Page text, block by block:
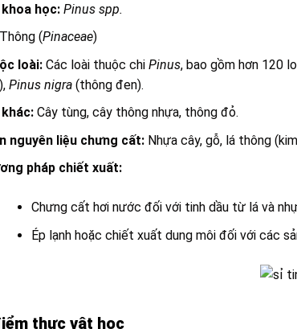
khoa học: Pinus spp.
(Pinaceae)
loài:Các loài thuộc chi Pinus, bao gồm hơn 120
Pinus nigra(thông đen).
Cây tùng, cây thông nhựa, thông đỏ.
nguyên liệu chưng cất:Nhựa cây, gỗ, lá thông
pháp chiết xuất:
Chưng cất hơi nước đối với tinh dầu từ lá và
Ép lạnh hoặc chiết xuất dung môi đối với các
thực vật học